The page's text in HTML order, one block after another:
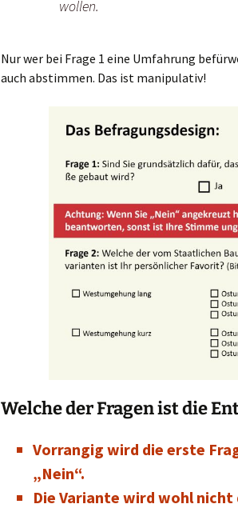
wollen.
Nur wer bei Frage 1 eine Umfahrung
auch abstimmen. Das ist manipulativ!
Welche der Fragen ist die
Vorrangig wird die erste
„Nein“.
Die Variante wird wohl